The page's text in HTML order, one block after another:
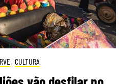
, CULTURA